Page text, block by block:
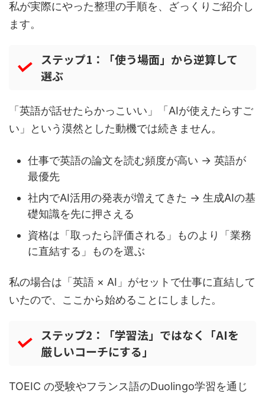
私が実際にやった整理の手順を、ざっくりご紹介し
ます。
ステップ1：「使う場面」から逆算して
選ぶ
「英語が話せたらかっこいい」「AIが使えたらすご
い」という漠然とした動機では続きません。
仕事で英語の論文を読む頻度が高い → 英語が
最優先
社内でAI活用の発表が増えてきた → 生成AIの基
礎知識を先に押さえる
資格は「取ったら評価される」ものより「業務
に直結する」ものを選ぶ
私の場合は「英語 × AI」がセットで仕事に直結して
いたので、ここから始めることにしました。
ステップ2：「学習法」ではなく「AIを
厳しいコーチにする」
TOEIC の受験やフランス語のDuolingo学習を通じ